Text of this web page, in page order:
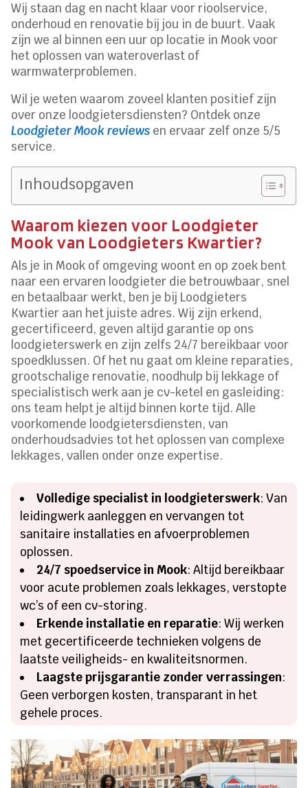
Wij staan dag en nacht klaar voor rioolservice,
onderhoud en renovatie bij jou in de buurt. Vaak
zijn we al binnen een uur op locatie in Mook voor
het oplossen van wateroverlast of
warmwaterproblemen.
Wil je weten waarom zoveel klanten positief zijn
over onze loodgietersdiensten? Ontdek onze
Loodgieter Mook reviews en ervaar zelf onze 5/5
service.
Inhoudsopgaven
Waarom kiezen voor Loodgieter
Mook van Loodgieters Kwartier?
Als je in Mook of omgeving woont en op zoek bent
naar een ervaren loodgieter die betrouwbaar, snel
en betaalbaar werkt, ben je bij Loodgieters
Kwartier aan het juiste adres. Wij zijn erkend,
gecertificeerd, geven altijd garantie op ons
loodgieterswerk en zijn zelfs 24/7 bereikbaar voor
spoedklussen. Of het nu gaat om kleine reparaties,
grootschalige renovatie, noodhulp bij lekkage of
specialistisch werk aan je cv-ketel en gasleiding:
ons team helpt je altijd binnen korte tijd. Alle
voorkomende loodgietersdiensten, van
onderhoudsadvies tot het oplossen van complexe
lekkages, vallen onder onze expertise.
Volledige specialist in loodgieterswerk: Van
leidingwerk aanleggen en vervangen tot
sanitaire installaties en afvoerproblemen
oplossen.
24/7 spoedservice in Mook: Altijd bereikbaar
voor acute problemen zoals lekkages, verstopte
wc’s of een cv-storing.
Erkende installatie en reparatie: Wij werken
met gecertificeerde technieken volgens de
laatste veiligheids- en kwaliteitsnormen.
Laagste prijsgarantie zonder verrassingen:
Geen verborgen kosten, transparant in het
gehele proces.